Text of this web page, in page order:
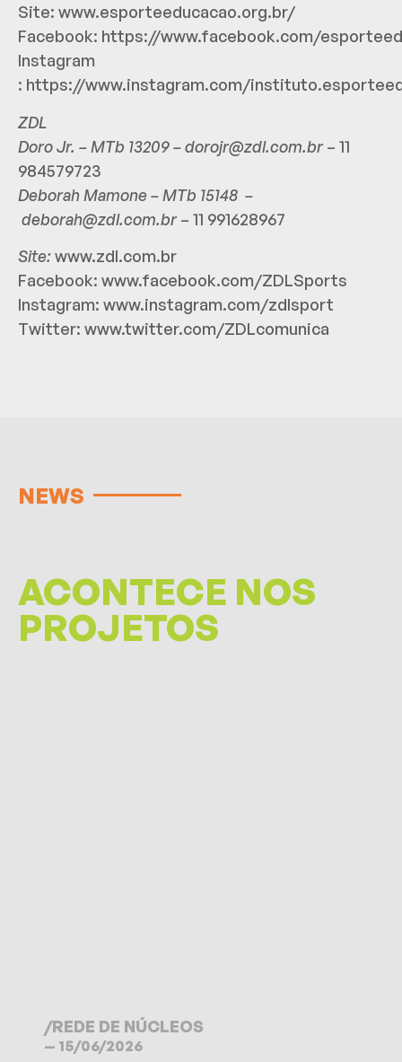
Site: www.esporteeducacao.org.br/
Facebook: https://www.facebook.com/
Instagram
: https://www.instagram.com/
ZDL
Doro Jr. – MTb 13209 –dorojr@zdl.com.br– 11
984579723
Deborah Mamone – MTb 15148 –
deborah@zdl.com.br– 11 991628967
Site:www.zdl.com.br
Facebook: www.facebook.com/ZDLSports
Instagram: www.instagram.com/zdlsport
Twitter: www.twitter.com/ZDLcomunica
NEWS
ACONTECE NOS
PROJETOS
/REDE DE NÚCLEOS
— 15/06/2026